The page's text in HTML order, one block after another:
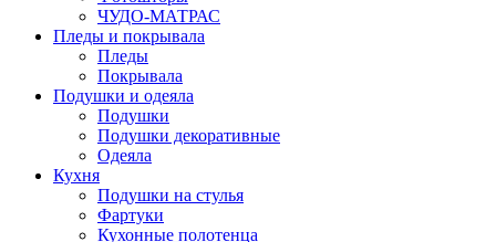
ЧУДО-МАТРАС
Пледы и покрывала
Пледы
Покрывала
Подушки и одеяла
Подушки
Подушки декоративные
Одеяла
Кухня
Подушки на стулья
Фартуки
Кухонные полотенца